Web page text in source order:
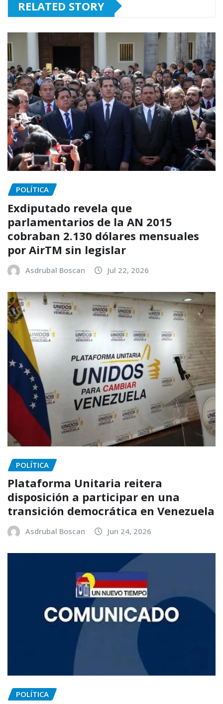
RELATED STORY
POLÍTICA
Exdiputado revela que
parlamentarios de la AN 2015
cobraban 2.130 dólares mensuales
por AirTM sin legislar
Asdrubal Boscan Jul 22, 2026
POLÍTICA
Plataforma Unitaria reitera
disposición a participar en una
transición democrática en Venezuela
Asdrubal Boscan Jun 24, 2026
POLÍTICA